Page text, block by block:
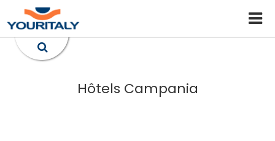
Hôtels Campania